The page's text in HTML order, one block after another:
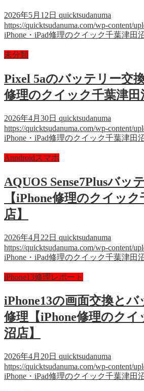
2026年5月12日 quicktsudanuma
https://quicktsudanuma.com/wp-content/
iPhone・iPad修理のクイック千葉津田
未分類
Pixel 5aのバッテリー交
修理のクイック千葉津田
2026年4月30日 quicktsudanuma
https://quicktsudanuma.com/wp-content/
iPhone・iPad修理のクイック千葉津田
Anndroidスマホ
AQUOS Sense7Plusバッ
【iPhone修理のクイッ
店】
2026年4月22日 quicktsudanuma
https://quicktsudanuma.com/wp-content/
iPhone・iPad修理のクイック千葉津田
iPhone13修理レポート
iPhone13の画面交換と
修理【iPhone修理のクイ
沼店】
2026年4月20日 quicktsudanuma
https://quicktsudanuma.com/wp-content/
iPhone・iPad修理のクイック千葉津田